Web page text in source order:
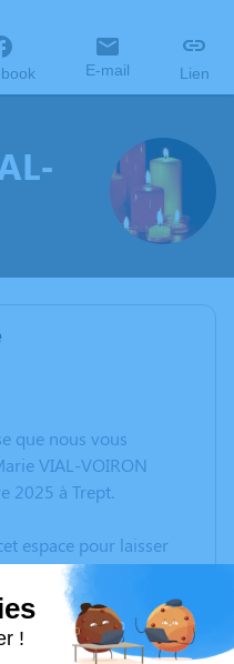
E-mail Lien
que nous vous
VIAL-VOIRON
2025 à Trept.
espace pour laisser
photos souvenirs, une
à travers des
est un lieu
mémoire d’Anne-